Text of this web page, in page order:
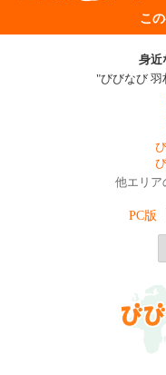
こ
身近
"びびなび 羽
他エリア
PC版